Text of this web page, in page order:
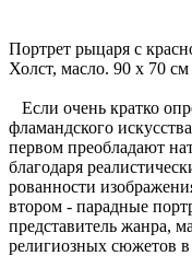
Портрет рыцаря с
Холст, масло. 90 x 70 см
Если очень кратко
фламандского
первом преобладают
благодаря
рованности
втором - парадные
представитель жанра,
религиозных сюжетов в